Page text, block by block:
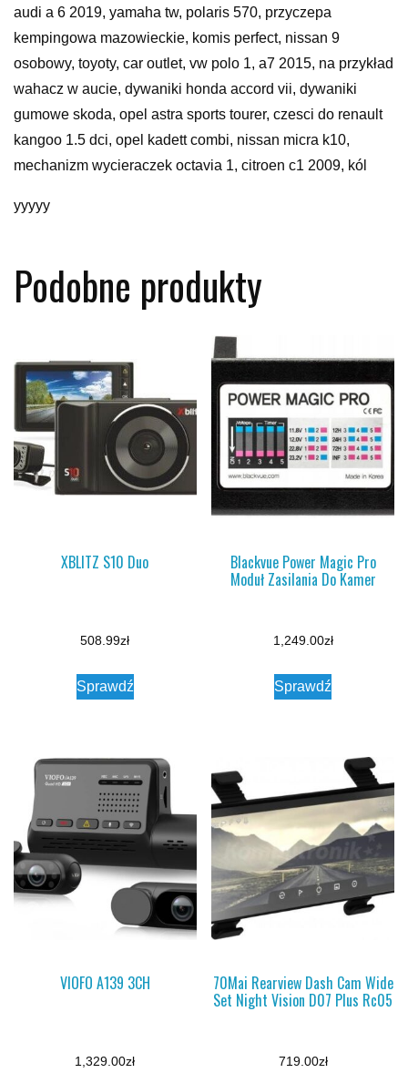
audi a 6 2019, yamaha tw, polaris 570, przyczepa
kempingowa mazowieckie, komis perfect, nissan 9
osobowy, toyoty, car outlet, vw polo 1, a7 2015, na przykład
wahacz w aucie, dywaniki honda accord vii, dywaniki
gumowe skoda, opel astra sports tourer, czesci do renault
kangoo 1.5 dci, opel kadett combi, nissan micra k10,
mechanizm wycieraczek octavia 1, citroen c1 2009, kól
yyyyy
Podobne produkty
XBLITZ S10 Duo
508.99zł
Sprawdź
Blackvue Power Magic Pro
Moduł Zasilania Do Kamer
1,249.00zł
Sprawdź
VIOFO A139 3CH
1,329.00zł
70Mai Rearview Dash Cam Wide
Set Night Vision D07 Plus Rc05
719.00zł